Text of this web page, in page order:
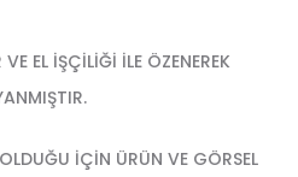
EL İŞÇİLİĞİ İLE ÖZENEREK
İÇİN ÜRÜN VE GÖRSEL